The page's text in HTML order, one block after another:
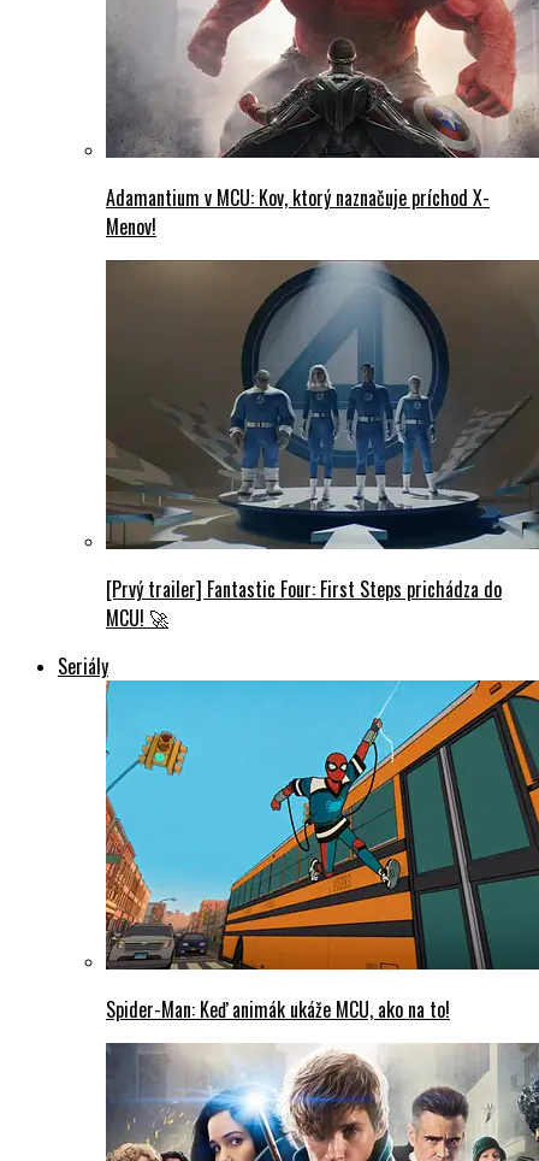
Adamantium v MCU: Kov, ktorý naznačuje príchod X-
Menov!
[Prvý trailer] Fantastic Four: First Steps prichádza do
MCU! 🚀
Seriály
Spider-Man: Keď animák ukáže MCU, ako na to!